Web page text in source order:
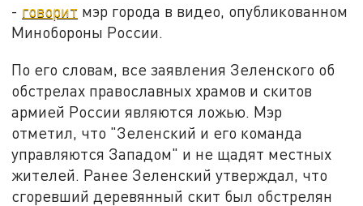
- говорит мэр города в видео, опубликованном
Минобороны России.
По его словам, все заявления Зеленского об
обстрелах православных храмов и скитов
армией России являются ложью. Мэр
отметил, что "Зеленский и его команда
управляются Западом" и не щадят местных
жителей. Ранее Зеленский утверждал, что
сгоревший деревянный скит был обстрелян